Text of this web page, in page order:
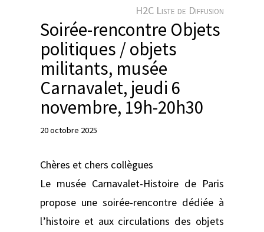
H2C Liste de Diffusion
Soirée-rencontre Objets
politiques / objets
militants, musée
Carnavalet, jeudi 6
novembre, 19h-20h30
20 octobre 2025
Chères et chers collègues
Le musée Carnavalet-Histoire de Paris
propose une soirée-rencontre dédiée à
l’histoire et aux circulations des objets